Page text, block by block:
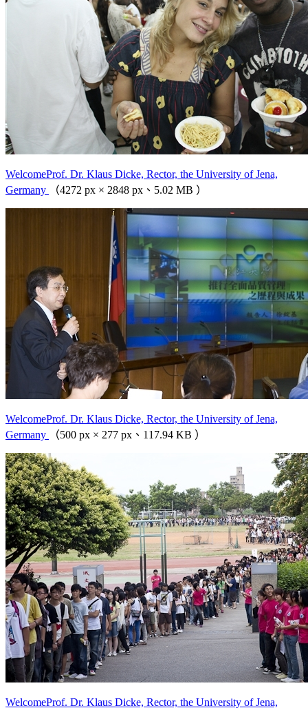
WelcomeProf. Dr. Klaus Dicke, Rector, the University of Jena,
Germany
（4272 px × 2848 px、5.02 MB ）
WelcomeProf. Dr. Klaus Dicke, Rector, the University of Jena,
Germany
（500 px × 277 px、117.94 KB ）
WelcomeProf. Dr. Klaus Dicke, Rector, the University of Jena,